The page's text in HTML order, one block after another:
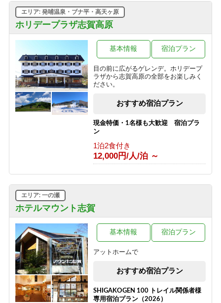
9,350円/人/泊 ～
■【１泊朝食】遅いご到着でも安心♪２
４時までチェックイン可能の朝食付き
プラン♪
1泊2食付き
8,800円/人/泊 ～
■【１泊素泊り】お食事はつかない分
とってもお得♪アクティブに動きたい
方にオススメの素泊まりプラン！
7,425円/人/泊 ～
で５００円OFFのお得なシルバープラ
ン！
竹＞を使った特別コース♪贅沢な高原
旅行～1泊2食付
1泊2食付き
16,500円/人/泊 ～
【志賀高原100キロレース 2026】イ
素泊り＞
素泊まり
8,500円/人/泊 ～
ホリデープラザ志賀高原
エリア: 発哺温泉・ブナ平・高天ヶ原
目の前に広がるゲレンデ。ホリデープ
ラザから志賀高原の全部をお楽しみく
ださい。
基本情報 宿泊プラン
おすすめ宿泊プラン
現金特価・1名様も大歓迎 宿泊プラ
ン
1泊2食付き
12,000円/人/泊 ～
ホテルマウント志賀
エリア: 一の瀬
アットホームで
基本情報 宿泊プラン
おすすめ宿泊プラン
SHIGAKOGEN 100 トレイル関係者様
専用宿泊プラン（2026）